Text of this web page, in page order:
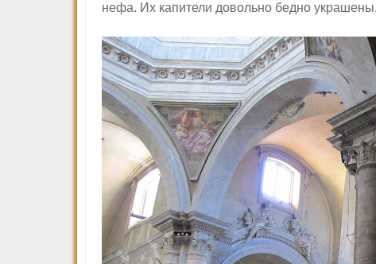
нефа. Их капители довольно бедно